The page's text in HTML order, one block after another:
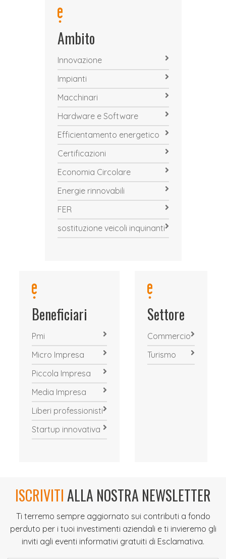
Ambito
Innovazione
Impianti
Macchinari
Hardware e Software
Efficientamento energetico
Certificazioni
Economia Circolare
Energie rinnovabili
FER
sostituzione veicoli inquinanti
Beneficiari
Pmi
Micro Impresa
Piccola Impresa
Media Impresa
Liberi professionisti
Startup innovativa
Settore
Commercio
Turismo
ISCRIVITIALLA NOSTRA NEWSLETTER
Ti terremo sempre aggiornato sui contributi a fondo
perduto per i tuoi investimenti aziendali e ti invieremo gli
inviti agli eventi informativi gratuiti di Esclamativa.